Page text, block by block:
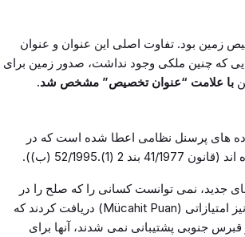
قانون 41/1977 مسئول صدور تخصیص زمین بود. تفاوت اصلی این عنوان و عنوان
که چنین ملکی وجود نداشت، صدور زمین برای
با علامت “عنوان تخصیص” مشخص شد.
های پرسنل نظامی اعطا شده است که در
جدید، نمی توانست کسانی را که صلح را در
جزیره حفظ می کردند، نادیده بگیرد. خانواده های ارتش ترکیه و قبرس نیز امتیازاتی (Mücahit Puan) دریافت کردند که
جنوبی پشتیبانی نمی شدند، آنها برای